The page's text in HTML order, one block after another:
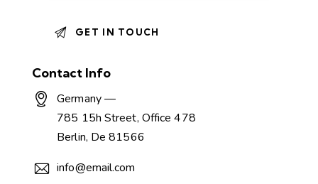
Contact Info
Germany —
785 15h Street, Office 478
Berlin, De 81566
info@email.com